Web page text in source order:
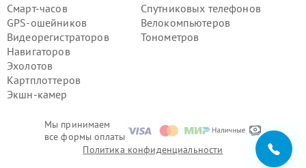
Мы принимаем
все формы оплаты
Смарт-часов
GPS-ошейников
Видеорегистраторов
Навигаторов
Эхолотов
Картплоттеров
Экшн-камер
Спутниковых телефонов
Велокомпьютеров
Тонометров
Garmin в г.Самара
Замена кнопок GPS-ошейника
Garmin в г.Пермь
Замена кнопок GPS-ошейника
Garmin в г.
Замена кнопок GPS-ошейника
Garmin в г.Ижевск
Замена кнопок GPS-ошейника
Garmin в г.
Замена кнопок GPS-ошейника
Garmin в г. Тюмень
Замена кнопок GPS-ошейника
Политика конфиденциальности